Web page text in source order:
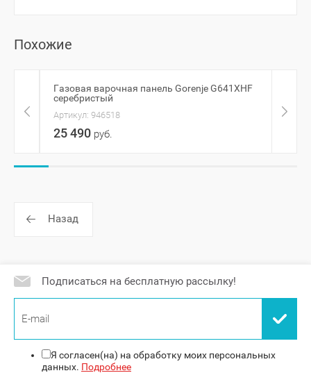
Похожие
Газовая варочная панель Gorenje G641XHF
серебристый
Артикул: 946518
25 490 руб.
Назад
Подписаться на бесплатную рассылку!
Я согласен(на) на обработку моих персональных
данных. Подробнее